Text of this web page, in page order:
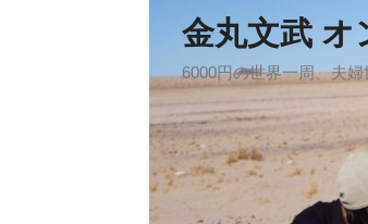
金丸文武 オ
6000円の世界一周、夫